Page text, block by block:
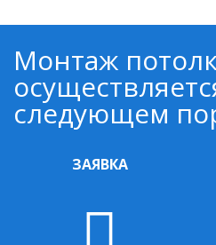
Монтаж
следующем
ЗАЯВКА